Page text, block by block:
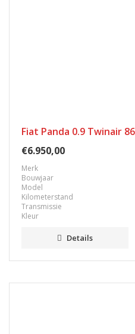
Fiat Panda 0.9 Twinair
€6.950,00
Merk
Bouwjaar
Model
Kilometerstand
Transmissie
Kleur
Details